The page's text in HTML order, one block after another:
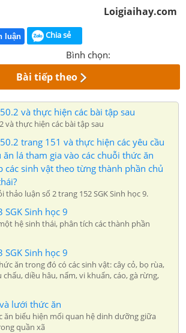
Loigiaihay.com
luận Chia sẻ
Bình chọn:
Bài tiếp theo
và thực hiện các bài tập sau
và thực hiện các bài tập sau
trang 151 và thực hiện các yêu cầu
ăn lá tham gia vào các chuỗi thức ăn
các sinh vật theo từng thành phần chủ
thảo luận số 2 trang 152 SGK Sinh học 9.
Sinh học 9
hệ sinh thái, phân tích các thành phần
Sinh học 9
ăn trong đó có các sinh vật: cây cỏ, bọ rùa,
chấu, diều hâu, nấm, vi khuẩn, cáo, gà rừng,
lưới thức ăn
ăn biểu hiện mối quan hệ dinh dưỡng giữa
quần xã